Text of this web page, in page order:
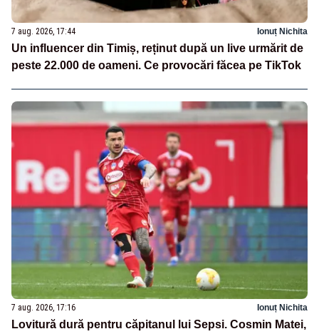
7 aug. 2026, 17:44 Ionuț Nichita
Un influencer din Timiș, reținut după un live urmărit de
peste 22.000 de oameni. Ce provocări făcea pe TikTok
7 aug. 2026, 17:16 Ionuț Nichita
Lovitură dură pentru căpitanul lui Sepsi. Cosmin Matei,